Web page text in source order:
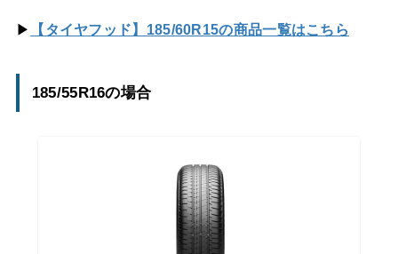
▶ 【タイヤフッド】185/60R15の商品一覧はこちら
185/55R16の場合